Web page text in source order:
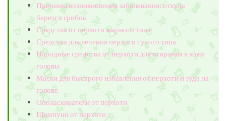
Причины возникновения заболевания: откуда
берется грибок
Средства от перхоти жирного типа
Средства для лечения перхоти сухого типа
Народные средства от перхоти для втирания в кожу
головы
Маски для быстрого избавления от перхоти и зуда на
голове
Ополаскиватели от перхоти
Шампуни от перхоти